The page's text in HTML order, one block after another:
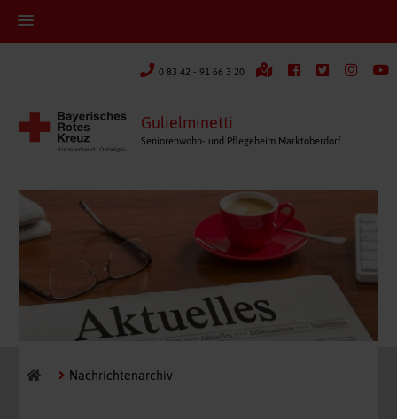
0 83 42 - 91 66 3 20
Gulielminetti
Seniorenwohn- und Pflegeheim Marktoberdorf
Nachrichtenarchiv